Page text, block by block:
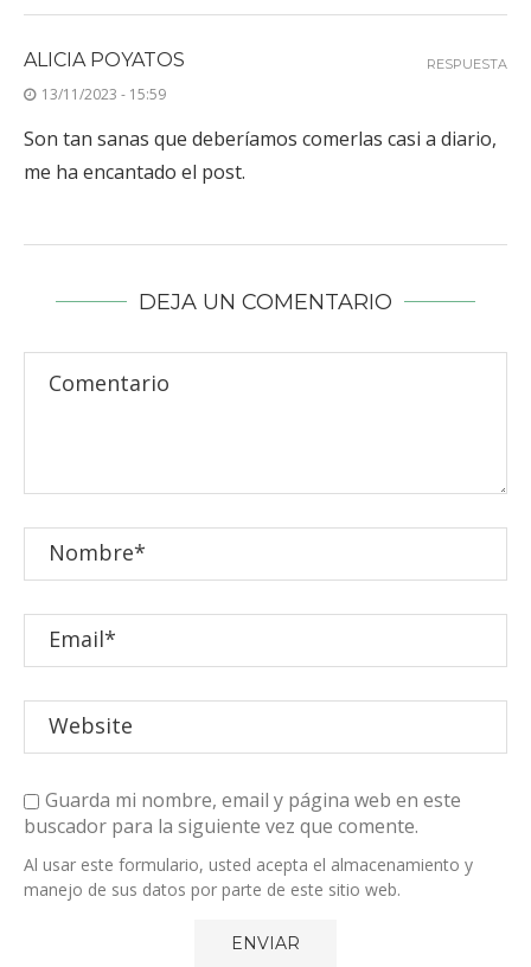
ALICIA POYATOS
13/11/2023 - 15:59
Son tan sanas que deberíamos comerlas casi a diario,
me ha encantado el post.
RESPUESTA
DEJA UN COMENTARIO
Guarda mi nombre, email y página web en este
buscador para la siguiente vez que comente.
Al usar este formulario, usted acepta el almacenamiento y
manejo de sus datos por parte de este sitio web.